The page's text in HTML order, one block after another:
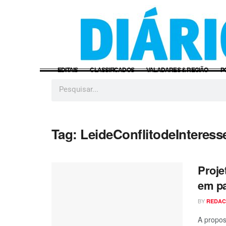
EDITAIS CLASSIFICADOS VALADARES & REGIÃO
Tag:
em
BY
A